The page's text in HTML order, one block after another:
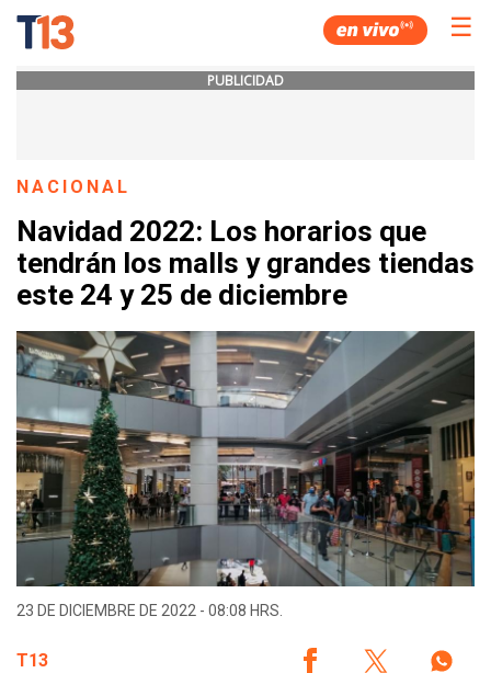
☰
PUBLICIDAD
NACIONAL
Navidad 2022: Los horarios que
tendrán los malls y grandes tiendas
este 24 y 25 de diciembre
23 DE DICIEMBRE DE 2022 - 08:08 HRS.
T13